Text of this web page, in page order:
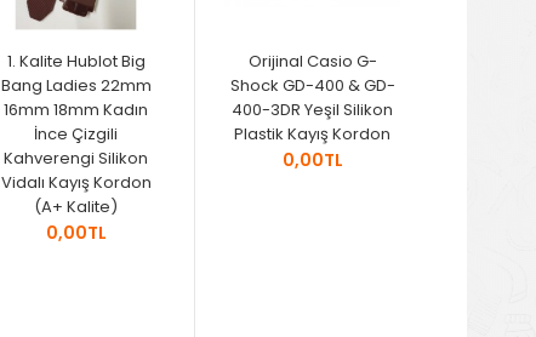
1. Kalite Hublot Big
Bang Ladies 22mm
16mm 18mm Kadın
İnce Çizgili
Kahverengi Silikon
Vidalı Kayış Kordon
(A+ Kalite)
0,00TL
Orijinal Casio G-
Shock GD-400 & GD-
400-3DR Yeşil Silikon
Plastik Kayış Kordon
0,00TL